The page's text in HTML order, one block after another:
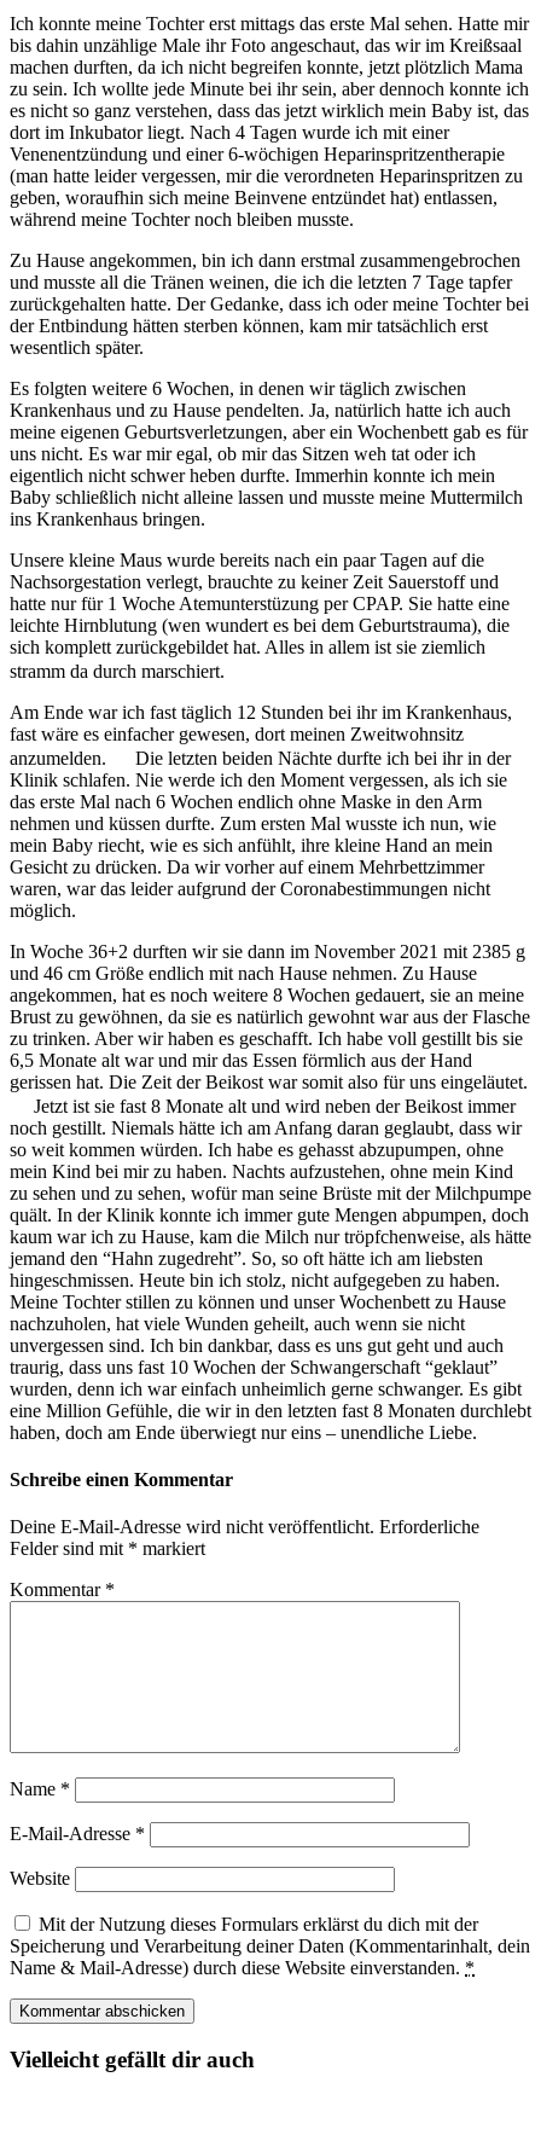
Ich konnte meine Tochter erst mittags das erste Mal sehen. Hatte mir
bis dahin unzählige Male ihr Foto angeschaut, das wir im Kreißsaal
machen durften, da ich nicht begreifen konnte, jetzt plötzlich Mama
zu sein. Ich wollte jede Minute bei ihr sein, aber dennoch konnte ich
es nicht so ganz verstehen, dass das jetzt wirklich mein Baby ist, das
dort im Inkubator liegt. Nach 4 Tagen wurde ich mit einer
Venenentzündung und einer 6-wöchigen Heparinspritzentherapie
(man hatte leider vergessen, mir die verordneten Heparinspritzen zu
geben, woraufhin sich meine Beinvene entzündet hat) entlassen,
während meine Tochter noch bleiben musste.
Zu Hause angekommen, bin ich dann erstmal zusammengebrochen
und musste all die Tränen weinen, die ich die letzten 7 Tage tapfer
zurückgehalten hatte. Der Gedanke, dass ich oder meine Tochter bei
der Entbindung hätten sterben können, kam mir tatsächlich erst
wesentlich später.
Es folgten weitere 6 Wochen, in denen wir täglich zwischen
Krankenhaus und zu Hause pendelten. Ja, natürlich hatte ich auch
meine eigenen Geburtsverletzungen, aber ein Wochenbett gab es für
uns nicht. Es war mir egal, ob mir das Sitzen weh tat oder ich
eigentlich nicht schwer heben durfte. Immerhin konnte ich mein
Baby schließlich nicht alleine lassen und musste meine Muttermilch
ins Krankenhaus bringen.
Unsere kleine Maus wurde bereits nach ein paar Tagen auf die
Nachsorgestation verlegt, brauchte zu keiner Zeit Sauerstoff und
hatte nur für 1 Woche Atemunterstüzung per CPAP. Sie hatte eine
leichte Hirnblutung (wen wundert es bei dem Geburtstrauma), die
sich komplett zurückgebildet hat. Alles in allem ist sie ziemlich
stramm da durch marschiert.
Am Ende war ich fast täglich 12 Stunden bei ihr im Krankenhaus,
fast wäre es einfacher gewesen, dort meinen Zweitwohnsitz
anzumelden.
Die letzten beiden Nächte durfte ich bei ihr in der
Klinik schlafen. Nie werde ich den Moment vergessen, als ich sie
das erste Mal nach 6 Wochen endlich ohne Maske in den Arm
nehmen und küssen durfte. Zum ersten Mal wusste ich nun, wie
mein Baby riecht, wie es sich anfühlt, ihre kleine Hand an mein
Gesicht zu drücken. Da wir vorher auf einem Mehrbettzimmer
waren, war das leider aufgrund der Coronabestimmungen nicht
möglich.
In Woche 36+2 durften wir sie dann im November 2021 mit 2385 g
und 46 cm Größe endlich mit nach Hause nehmen. Zu Hause
angekommen, hat es noch weitere 8 Wochen gedauert, sie an meine
Brust zu gewöhnen, da sie es natürlich gewohnt war aus der Flasche
zu trinken. Aber wir haben es geschafft. Ich habe voll gestillt bis sie
6,5 Monate alt war und mir das Essen förmlich aus der Hand
gerissen hat. Die Zeit der Beikost war somit also für uns eingeläutet.
Jetzt ist sie fast 8 Monate alt und wird neben der Beikost immer
noch gestillt. Niemals hätte ich am Anfang daran geglaubt, dass wir
so weit kommen würden. Ich habe es gehasst abzupumpen, ohne
mein Kind bei mir zu haben. Nachts aufzustehen, ohne mein Kind
zu sehen und zu sehen, wofür man seine Brüste mit der Milchpumpe
quält. In der Klinik konnte ich immer gute Mengen abpumpen, doch
kaum war ich zu Hause, kam die Milch nur tröpfchenweise, als hätte
jemand den “Hahn zugedreht”. So, so oft hätte ich am liebsten
hingeschmissen. Heute bin ich stolz, nicht aufgegeben zu haben.
Meine Tochter stillen zu können und unser Wochenbett zu Hause
nachzuholen, hat viele Wunden geheilt, auch wenn sie nicht
unvergessen sind. Ich bin dankbar, dass es uns gut geht und auch
traurig, dass uns fast 10 Wochen der Schwangerschaft “geklaut”
wurden, denn ich war einfach unheimlich gerne schwanger. Es gibt
eine Million Gefühle, die wir in den letzten fast 8 Monaten durchlebt
haben, doch am Ende überwiegt nur eins – unendliche Liebe.
Schreibe einen Kommentar
Deine E-Mail-Adresse wird nicht veröffentlicht. Erforderliche
Felder sind mit * markiert
Kommentar *
Name *
E-Mail-Adresse *
Website
Mit der Nutzung dieses Formulars erklärst du dich mit der
Speicherung und Verarbeitung deiner Daten (Kommentarinhalt, dein
Name & Mail-Adresse) durch diese Website einverstanden. *
Vielleicht gefällt dir auch